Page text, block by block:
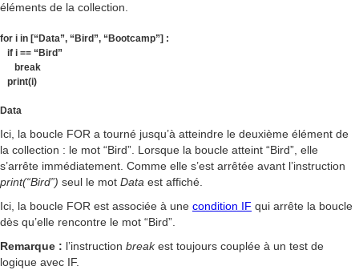
éléments de la collection.
for i in [“Data”, “Bird”, “Bootcamp”] :
if i == “Bird”
break
print(i)
Data
Ici, la boucle FOR a tourné jusqu’à atteindre le deuxième élément de
la collection : le mot “Bird”. Lorsque la boucle atteint “Bird”, elle
s’arrête immédiatement. Comme elle s’est arrêtée avant l’instruction
print(“Bird”) seul le mot Data est affiché.
Ici, la boucle FOR est associée à une condition IF qui arrête la boucle
dès qu’elle rencontre le mot “Bird”.
Remarque : l’instruction breakest toujours couplée à un test de
logique avec IF.